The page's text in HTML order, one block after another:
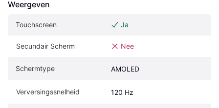
Weergeven
Touchscreen Ja
Secundair Scherm Nee
Schermtype AMOLED
Verversingssnelheid 120 Hz